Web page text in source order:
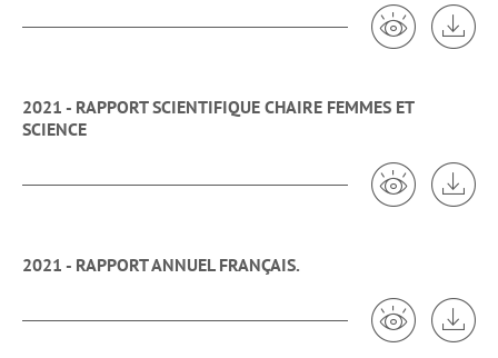
Voir 2021 -
2021 - RAPPORT SCIENTIFIQUE CHAIRE FEMMES ET
SCIENCE
Voir 2021 -
2021 - RAPPORT ANNUEL FRANÇAIS.
Voir 2021 -